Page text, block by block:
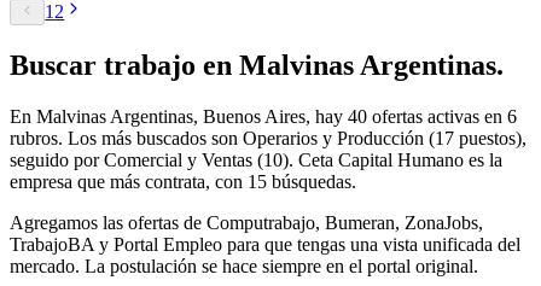
1 2
Buscar trabajo en Malvinas Argentinas.
En Malvinas Argentinas, Buenos Aires, hay 40 ofertas activas en 6
rubros. Los más buscados son Operarios y Producción (17 puestos),
seguido por Comercial y Ventas (10). Ceta Capital Humano es la
empresa que más contrata, con 15 búsquedas.
Agregamos las ofertas de Computrabajo, Bumeran, ZonaJobs,
TrabajoBA y Portal Empleo para que tengas una vista unificada del
mercado. La postulación se hace siempre en el portal original.